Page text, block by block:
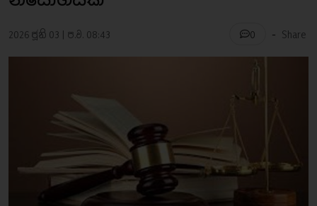
2026 ජූනි 03 | ප.ව. 08:43 0 - Share